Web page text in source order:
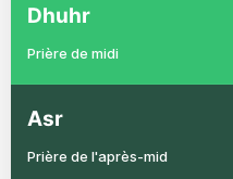
Dhuhr
Prière de midi
Asr
Prière de l'après-mid